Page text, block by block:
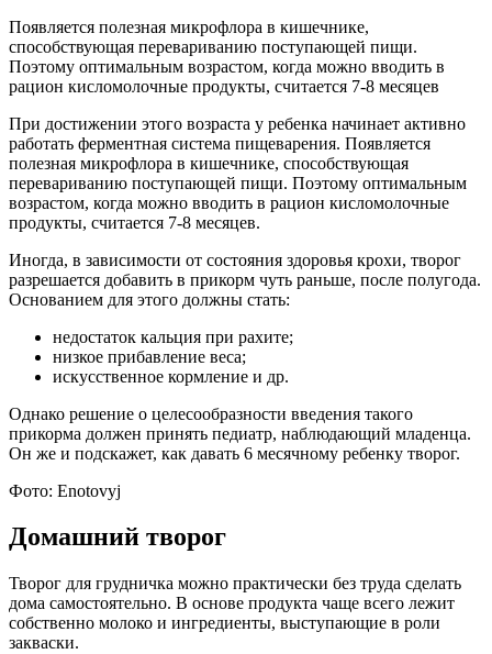
Появляется полезная микрофлора в кишечнике,
способствующая перевариванию поступающей пищи.
Поэтому оптимальным возрастом, когда можно вводить в
рацион кисломолочные продукты, считается 7-8 месяцев
При достижении этого возраста у ребенка начинает активно
работать ферментная система пищеварения. Появляется
полезная микрофлора в кишечнике, способствующая
перевариванию поступающей пищи. Поэтому оптимальным
возрастом, когда можно вводить в рацион кисломолочные
продукты, считается 7-8 месяцев.
Иногда, в зависимости от состояния здоровья крохи, творог
разрешается добавить в прикорм чуть раньше, после полугода.
Основанием для этого должны стать:
недостаток кальция при рахите;
низкое прибавление веса;
искусственное кормление и др.
Однако решение о целесообразности введения такого
прикорма должен принять педиатр, наблюдающий младенца.
Он же и подскажет, как давать 6 месячному ребенку творог.
Фото: Enotovyj
Домашний творог
Творог для грудничка можно практически без труда сделать
дома самостоятельно. В основе продукта чаще всего лежит
собственно молоко и ингредиенты, выступающие в роли
закваски.